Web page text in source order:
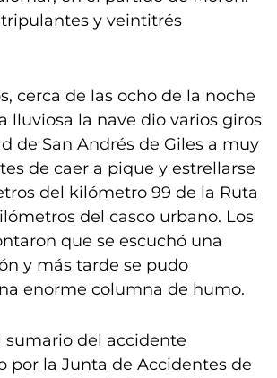
y veintitrés
cerca de las ocho de la noche
lluviosa la nave dio varios giros
de San Andrés de Giles a muy
de caer a pique y estrellarse
del kilómetro 99 de la Ruta
del casco urbano. Los
que se escuchó una
y más tarde se pudo
enorme columna de humo.
sumario del accidente
por la Junta de Accidentes de